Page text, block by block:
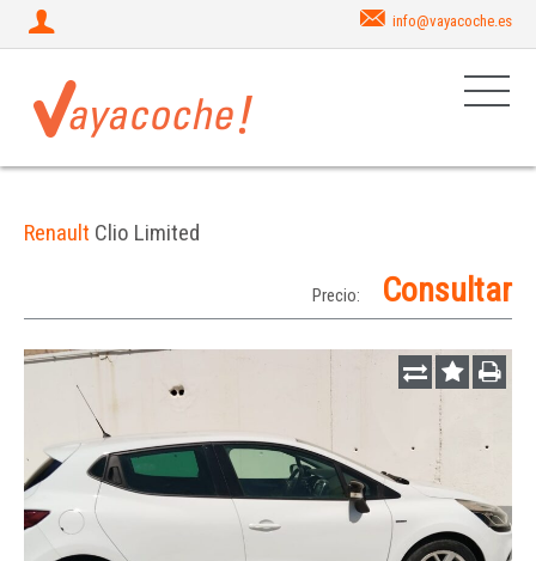
info@vayacoche.es
Renault Clio Limited
Precio: Consultar